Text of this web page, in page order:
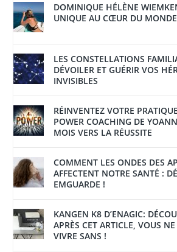
DOMINIQUE HÉLÈNE
UNIQUE AU CŒUR DU
LES CONSTELLATIONS
DÉVOILER ET GUÉRIR VOS
INVISIBLES
RÉINVENTEZ VOTRE
POWER COACHING DE
MOIS VERS LA RÉUSSITE
COMMENT LES ONDES DES
AFFECTENT NOTRE SANTÉ :
EMGUARDE !
KANGEN K8 D’ENAGIC:
APRÈS CET ARTICLE, VOUS
VIVRE SANS !